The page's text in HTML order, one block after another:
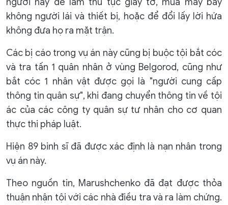
không người lái và thiết bị, hoặc để đổi lấy lời hứa
không đưa họ ra mặt trận.
Các bị cáo trong vụ án này cũng bị buộc tội bắt cóc
và tra tấn 1 quân nhân ở vùng Belgorod, cũng như
bắt cóc 1 nhân vật được gọi là "người cung cấp
thông tin quân sự", khi đang chuyển thông tin về tội
ác của các công ty quân sự tư nhân cho cơ quan
thực thi pháp luật.
Hiện 89 binh sĩ đã được xác định là nạn nhân trong
vụ án này.
Theo nguồn tin, Marushchenko đã đạt được thỏa
thuận nhận tội với các nhà điều tra và ra làm chứng.